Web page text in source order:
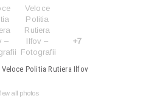
+7
Veloce Politia Rutiera Ilfov
all photos